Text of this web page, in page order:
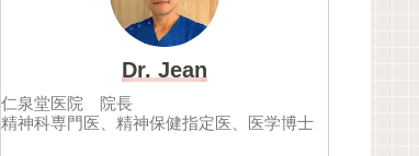
Dr. Jean
仁泉堂医院 院長
精神科専門医、精神保健指定医、医学博士